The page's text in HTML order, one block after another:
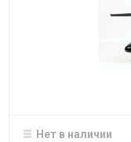
Нет в наличии